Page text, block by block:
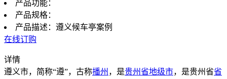
产品功能：
产品规格：
产品描述：遵义候车亭案例
在线订购
详情
遵义市，简称“遵”，古称播州 ，是贵州省地级市，是贵州省省